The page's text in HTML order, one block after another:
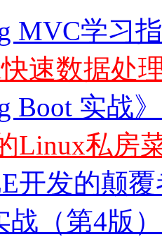
MVC学习
快速数据处
Boot 实战
Linux私房
开发的颠
战（第4版